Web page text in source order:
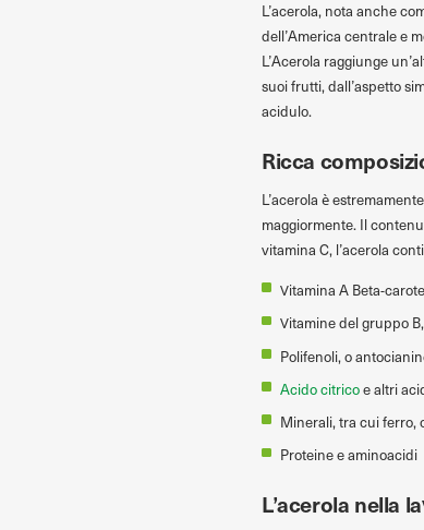
L’acerola, nota anche
dell’America centrale e
L’Acerola raggiunge
suoi frutti, dall’aspetto
acidulo.
Ricca
L’acerola è
maggiormente. Il
vitamina C, l’acerola
Vitamina A Beta-
Vitamine del gruppo
Polifenoli, o
Acido citricoe altri
Minerali, tra cui ferro,
Proteine e aminoacidi
L’acerola nella